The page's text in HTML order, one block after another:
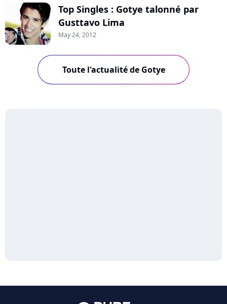
Top Singles : Gotye talonné par
Gusttavo Lima
May 24, 2012
Toute l'actualité de Gotye